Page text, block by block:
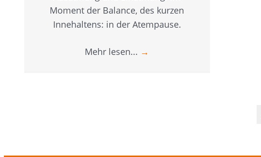
Moment der Balance, des kurzen
Innehaltens: in der Atempause.
Mehr lesen... →